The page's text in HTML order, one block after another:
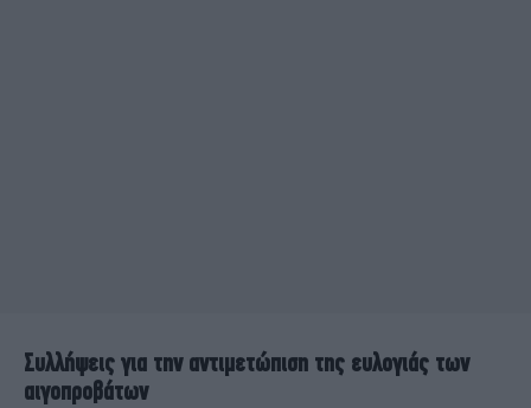
Συλλήψεις για την αντιμετώπιση της ευλογιάς των
αιγοπροβάτων